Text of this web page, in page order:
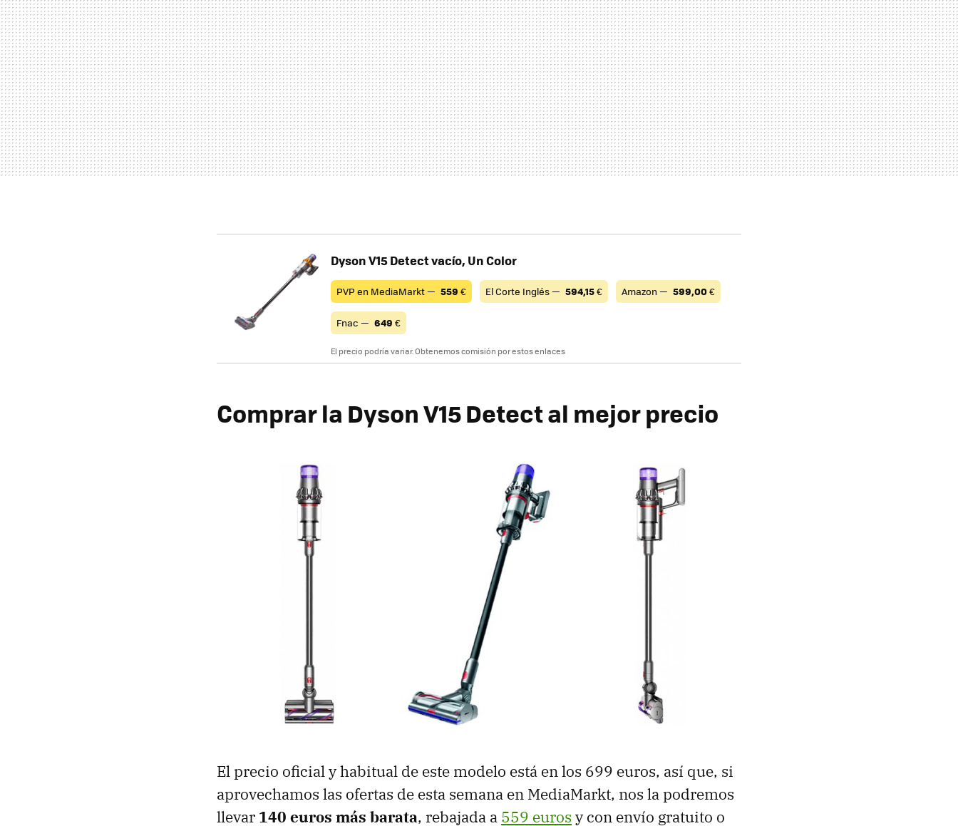
Dyson V15 Detect vacío, Un Color
PVP en MediaMarkt — 559 € El Corte Inglés — 594,15€ Amazon — 599,00€
Fnac — 649 €
El precio podría variar. Obtenemos comisión por estos enlaces
Comprar la Dyson V15 Detect al mejor precio
El precio oficial y habitual de este modelo está en los 699 euros, así que, si
aprovechamos las ofertas de esta semana en MediaMarkt, nos la podremos
llevar 140 euros más barata, rebajada a 559 euros y con envío gratuito o